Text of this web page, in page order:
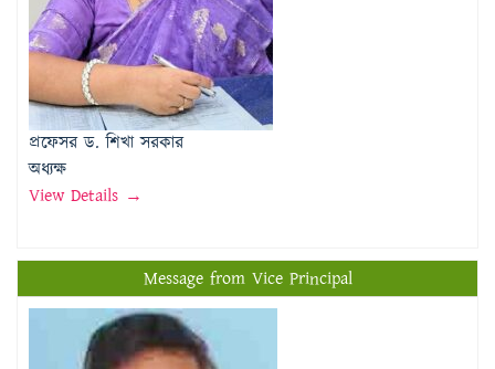
প্রফেসর ড. শিখা সরকার
অধ্যক্ষ
View Details →